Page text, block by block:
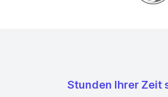
Stunden Ihrer Zeit